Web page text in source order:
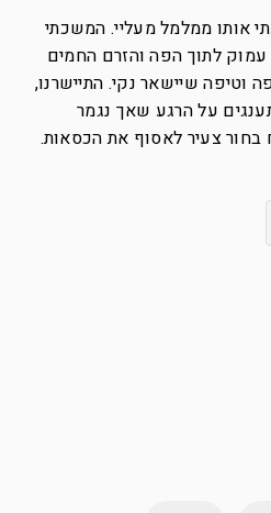
אותו ממלמל מעליי. המשכתי
לתוך הפה והזרם החמים
וטיפה שיישאר נקי. התיישרנו,
על הרגע שאך נגמר
בחור צעיר לאסוף את הכסאות.